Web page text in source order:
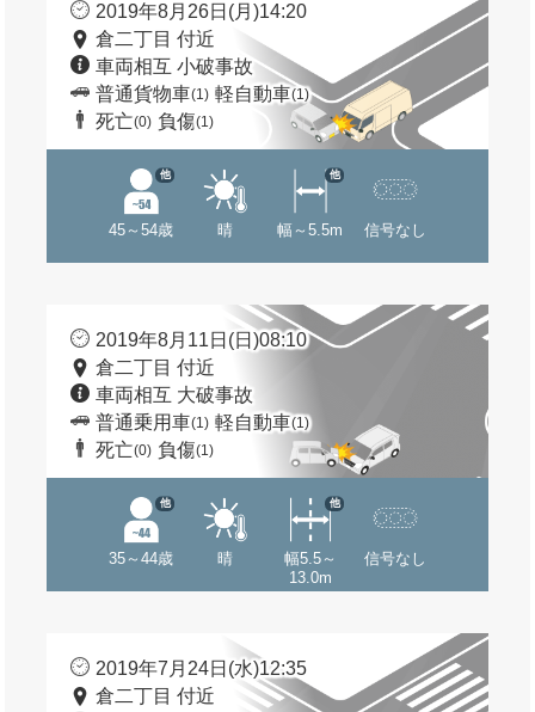
2019年8月26日(月)14:20
倉二丁目 付近
車両相互 小破事故
普通貨物車(1) 軽自動車(1)
死亡(0) 負傷(1)
45～54歳
他
晴 幅～5.5m
他
信号なし
2019年8月11日(日)08:10
倉二丁目 付近
車両相互 大破事故
普通乗用車(1) 軽自動車(1)
死亡(0) 負傷(1)
35～44歳
他
晴
幅5.5～
13.0m
他
信号なし
2019年7月24日(水)12:35
倉二丁目 付近